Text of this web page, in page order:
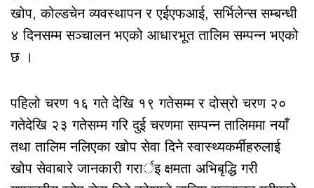
खोप, कोल्डचेन व्यवस्थापन र एईएफआई, सर्भिलेन्स सम्बन्धी
४ दिनसम्म सञ्चालन भएको आधारभूत तालिम सम्पन्न भएको
छ ।
पहिलो चरण १६ गते देखि १९ गतेसम्म र दोस्रो चरण २०
गतेदेखि २३ गतेसम्म गरि दुई चरणमा सम्पन्न तालिममा नयाँ
तथा तालिम नलिएका खोप सेवा दिने स्वास्थ्यकर्मीहरुलाई
खोप सेवाबारे जानकारी गरार्इ क्षमता अभिबृद्धि गरी